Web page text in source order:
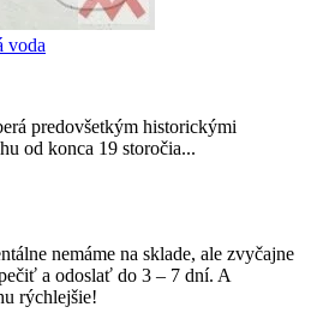
voda
predovšetkým historickými
od konca 19 storočia...
nemáme na sklade, ale zvyčajne
a odoslať do 3 – 7 dní. A
rýchlejšie!